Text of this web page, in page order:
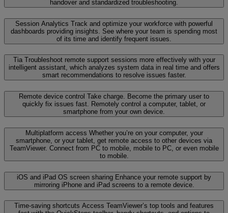
handover and standardized troubleshooting.
Session Analytics Track and optimize your workforce with powerful
dashboards providing insights. See where your team is spending most
of its time and identify frequent issues.
Tia Troubleshoot remote support sessions more effectively with your
intelligent assistant, which analyzes system data in real time and offers
smart recommendations to resolve issues faster.
Remote device control Take charge. Become the primary user to
quickly fix issues fast. Remotely control a computer, tablet, or
smartphone from your own device.
Multiplatform access Whether you’re on your computer, your
smartphone, or your tablet, get remote access to other devices via
TeamViewer. Connect from PC to mobile, mobile to PC, or even mobile
to mobile.
iOS and iPad OS screen sharing Enhance your remote support by
mirroring iPhone and iPad screens to a remote device.
Time-saving shortcuts Access TeamViewer’s top tools and features